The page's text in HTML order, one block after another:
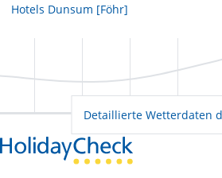
Hotels Dunsum [Föhr]
Detaillierte Wetterdaten